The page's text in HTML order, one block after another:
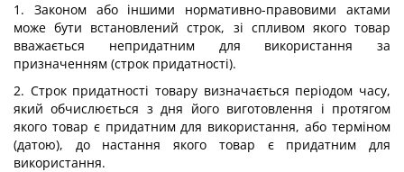
1. Законом або іншими нормативно-правовими актами
може бути встановлений строк, зі спливом якого товар
вважається непридатним для використання за
призначенням (строк придатності).
2. Строк придатності товару визначається періодом часу,
який обчислюється з дня його виготовлення і протягом
якого товар є придатним для використання, або терміном
(датою), до настання якого товар є придатним для
використання.